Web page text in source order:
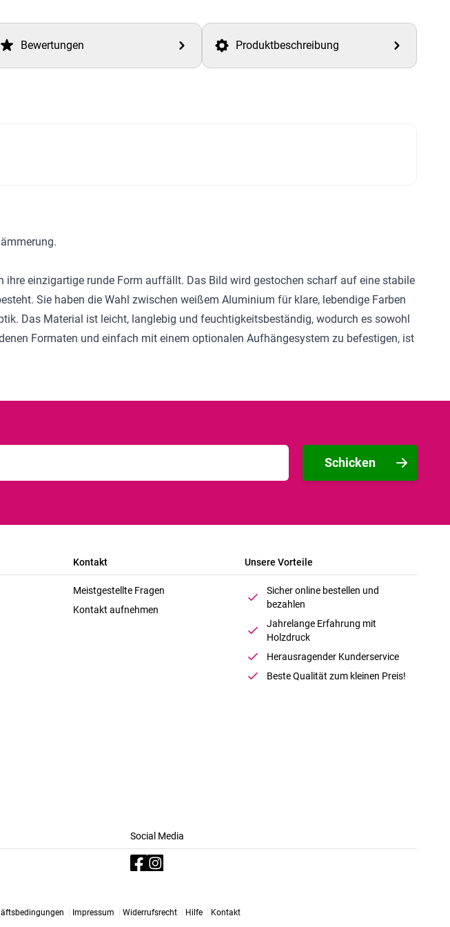
Bewertungen Produktbeschreibung
einzigartige runde Form auffällt. Das Bild wird gestochen scharf auf eine stabile
Sie haben die Wahl zwischen weißem Aluminium für klare, lebendige Farben
Das Material ist leicht, langlebig und feuchtigkeitsbeständig, wodurch es sowohl
Formaten und einfach mit einem optionalen Aufhängesystem zu befestigen, ist
Schicken
Kontakt
Meistgestellte Fragen
Kontakt aufnehmen
Unsere Vorteile
Sicher online bestellen und
bezahlen
Jahrelange Erfahrung mit
Holzdruck
Herausragender Kunderservice
Beste Qualität zum kleinen Preis!
Social Media
Impressum Widerrufsrecht Hilfe Kontakt